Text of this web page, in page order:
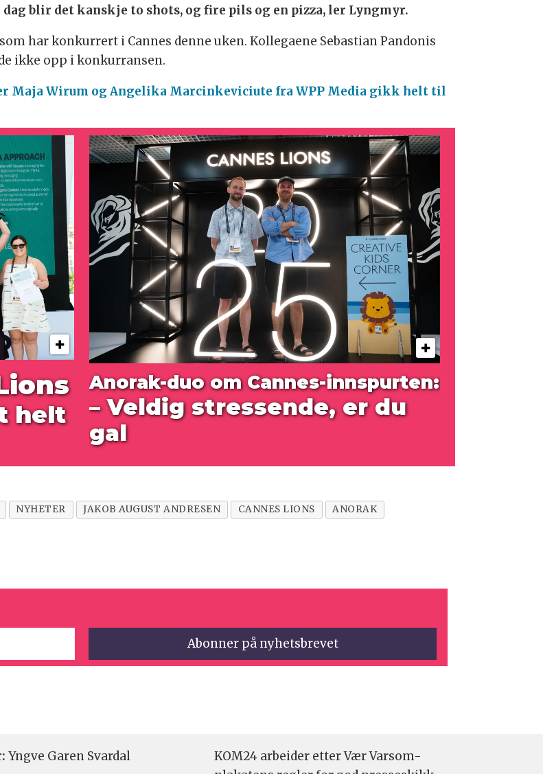
blir det kanskje to shots, og fire pils og en pizza, ler Lyngmyr.
har konkurrert i Cannes denne uken. Kollegaene Sebastian Pandonis
ikke opp i konkurransen.
Maja Wirum og Angelika Marcinkeviciute fra WPP Media gikk helt til
helt
Anorak-duo om Cannes-innspurten:
– Veldig stressende, er du
gal
NYHETER JAKOB AUGUST ANDRESEN CANNES LIONS ANORAK
Yngve Garen Svardal
KOM24 arbeider etter Vær Varsom-